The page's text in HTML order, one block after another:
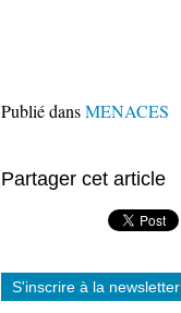
Publié dansMENACES
Partager cet article
S'inscrire à la newsletter